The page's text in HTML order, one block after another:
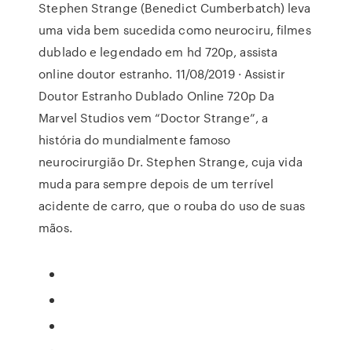
Stephen Strange (Benedict Cumberbatch) leva
uma vida bem sucedida como neurociru, filmes
dublado e legendado em hd 720p, assista
online doutor estranho. 11/08/2019 · Assistir
Doutor Estranho Dublado Online 720p Da
Marvel Studios vem “Doctor Strange”, a
história do mundialmente famoso
neurocirurgião Dr. Stephen Strange, cuja vida
muda para sempre depois de um terrível
acidente de carro, que o rouba do uso de suas
mãos.